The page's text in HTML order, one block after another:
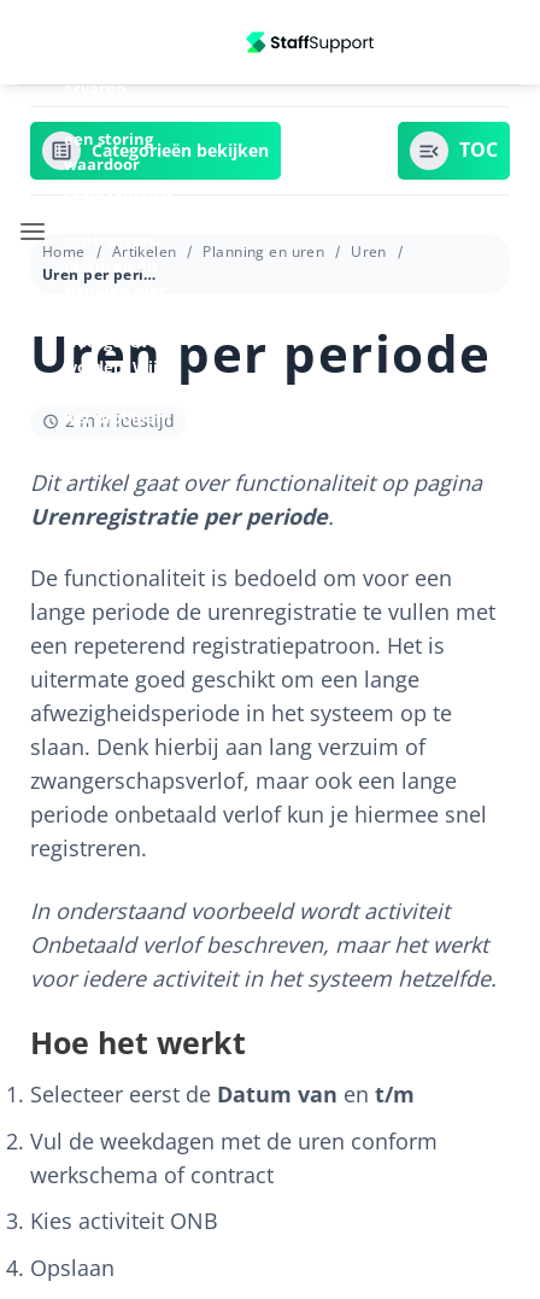
ervaren
een storing
waardoor
contracten,
facturen en
signalen niet
weergegeven
worden. Wij
het probleem
Categorieën bekijken
Home Artikelen Planning en uren
Uren
Uren per periode
Uren per periode
2 min leestijd
Dit artikel gaat over functionaliteit op pagina
Urenregistratie per periode.
De functionaliteit is bedoeld om voor een
lange periode de urenregistratie te vullen met
een repeterend registratiepatroon. Het is
uitermate goed geschikt om een lange
afwezigheidsperiode in het systeem op te
slaan. Denk hierbij aan lang verzuim of
zwangerschapsverlof, maar ook een lange
periode onbetaald verlof kun je hiermee snel
registreren.
In onderstaand voorbeeld wordt activiteit
Onbetaald verlof beschreven, maar het werkt
voor iedere activiteit in het systeem hetzelfde.
Hoe het werkt
Selecteer eerst de Datum van en t/m
Vul de weekdagen met de uren conform
werkschema of contract
Kies activiteit ONB
Opslaan